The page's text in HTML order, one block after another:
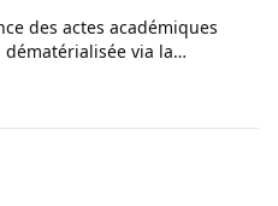
des actes académiques
dématérialisée via la